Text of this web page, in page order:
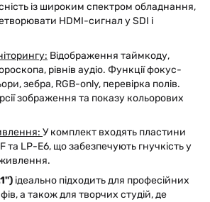
із широким спектром обладнання,
HDMI-сигнал у SDI і
Відображення таймкоду,
рівнів аудіо. Функції фокус-
зебра, RGB-only, перевірка полів.
зображення та показу кольорових
У комплект входять пластини
та LP-E6, що забезпечують гнучкість у
ідеально підходить для професійних
а також для творчих студій, де